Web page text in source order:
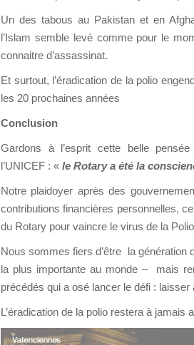
Un des tabous au Pakistan et en
l’Islam semble levé comme pour le
connaitre d’assassinat.
Et surtout, l’éradication de la polio
les 20 prochaines années
Conclusion
Gardons à l’esprit cette belle
l’UNICEF : « le Rotary a été la
Notre plaidoyer après des
contributions financières personnelles,
du Rotary pour vaincre le virus de la
Nous sommes fiers d’être la génération
la plus importante au monde – mais
précédés qui a osé lancer le défi :
L’éradication de la polio restera à jamais